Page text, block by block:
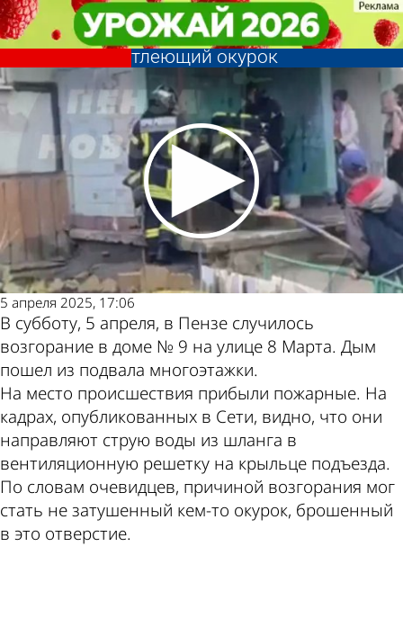
Пензенцы назвали причиной
пожара на улице 8 Марта
тлеющий окурок
Происшествия
5 апреля 2025, 17:06
В субботу, 5 апреля, в Пензе случилось
возгорание в доме № 9 на улице 8 Марта. Дым
пошел из подвала многоэтажки.
На место происшествия прибыли пожарные. На
кадрах, опубликованных в Сети, видно, что они
направляют струю воды из шланга в
вентиляционную решетку на крыльце подъезда.
По словам очевидцев, причиной возгорания мог
стать не затушенный кем-то окурок, брошенный
в это отверстие.
Пензенцы назвали причиной
пожара на улице 8 Марта
тлеющий окурок
Происшествия
Другие новости по
теме
Погода и курсы
валют в Пензе